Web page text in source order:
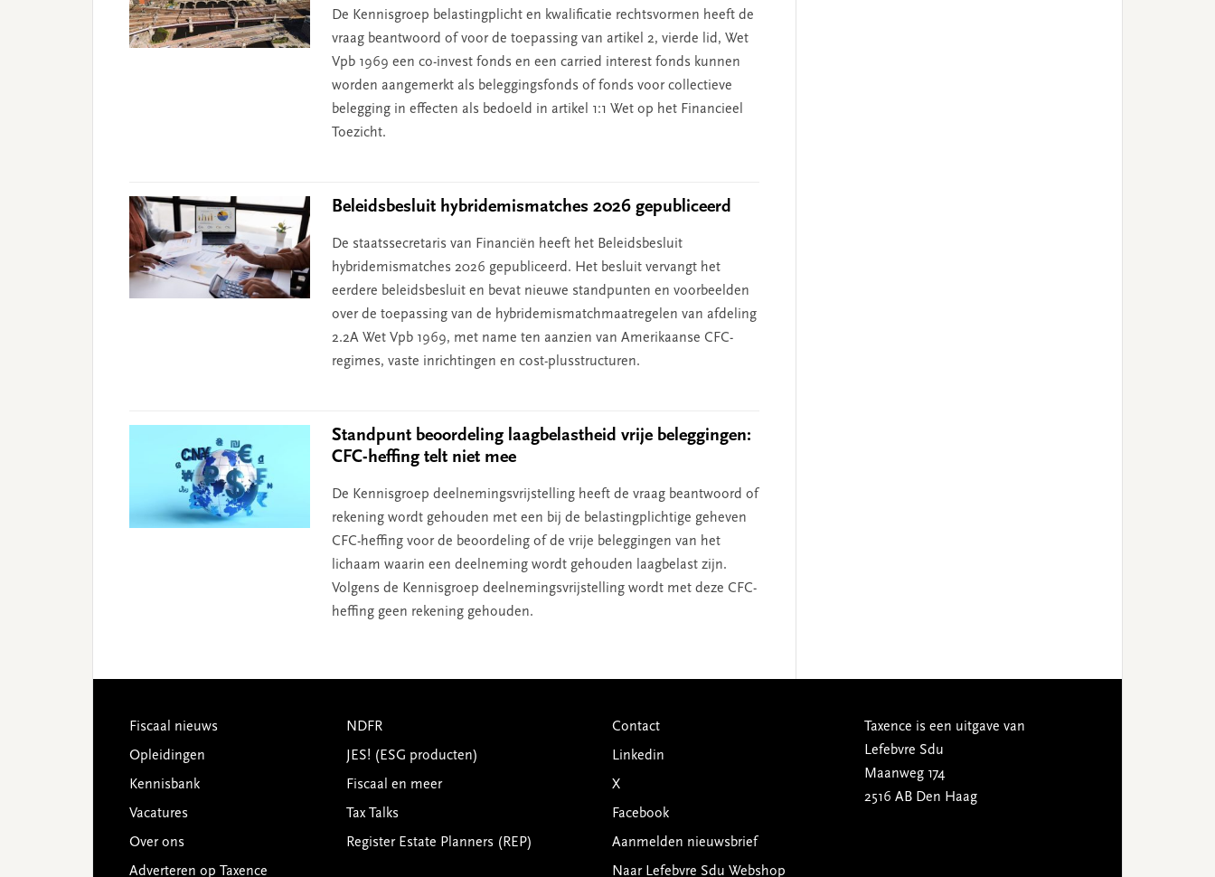
De Kennisgroep belastingplicht en kwalificatie rechtsvormen heeft de
vraag beantwoord of voor de toepassing van artikel 2, vierde lid, Wet
Vpb 1969 een co-invest fonds en een carried interest fonds kunnen
worden aangemerkt als beleggingsfonds of fonds voor collectieve
belegging in effecten als bedoeld in artikel 1:1 Wet op het Financieel
Toezicht.
Beleidsbesluit hybridemismatches 2026 gepubliceerd
De staatssecretaris van Financiën heeft het Beleidsbesluit
hybridemismatches 2026 gepubliceerd. Het besluit vervangt het
eerdere beleidsbesluit en bevat nieuwe standpunten en voorbeelden
over de toepassing van de hybridemismatchmaatregelen van afdeling
2.2A Wet Vpb 1969, met name ten aanzien van Amerikaanse CFC-
regimes, vaste inrichtingen en cost-plusstructuren.
Standpunt beoordeling laagbelastheid vrije beleggingen:
CFC-heffing telt niet mee
De Kennisgroep deelnemingsvrijstelling heeft de vraag beantwoord of
rekening wordt gehouden met een bij de belastingplichtige geheven
CFC-heffing voor de beoordeling of de vrije beleggingen van het
lichaam waarin een deelneming wordt gehouden laagbelast zijn.
Volgens de Kennisgroep deelnemingsvrijstelling wordt met deze CFC-
heffing geen rekening gehouden.
Footer
Fiscaal nieuws
Opleidingen
Kennisbank
Vacatures
Over ons
Adverteren op Taxence
NDFR
JES! (ESG producten)
Fiscaal en meer
Tax Talks
Register Estate Planners (REP)
Contact
Linkedin
X
Facebook
Aanmelden nieuwsbrief
Naar Lefebvre Sdu Webshop
Taxence is een uitgave van
Lefebvre Sdu
Maanweg 174
2516 AB Den Haag